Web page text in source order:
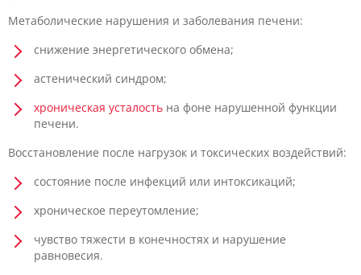
Метаболические нарушения и заболевания печени:
снижение энергетического обмена;
астенический синдром;
хроническая усталость на фоне нарушенной функции
печени.
Восстановление после нагрузок и токсических воздействий:
состояние после инфекций или интоксикаций;
хроническое переутомление;
чувство тяжести в конечностях и нарушение
равновесия.